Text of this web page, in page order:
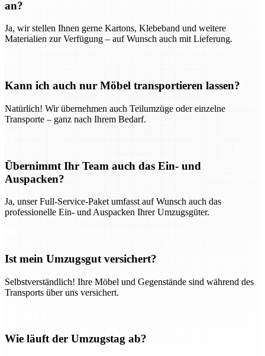
an?
Ja, wir stellen Ihnen gerne Kartons, Klebeband und weitere
Materialien zur Verfügung – auf Wunsch auch mit Lieferung.
Kann ich auch nur Möbel transportieren lassen?
Natürlich! Wir übernehmen auch Teilumzüge oder einzelne
Transporte – ganz nach Ihrem Bedarf.
Übernimmt Ihr Team auch das Ein- und
Auspacken?
Ja, unser Full-Service-Paket umfasst auf Wunsch auch das
professionelle Ein- und Auspacken Ihrer Umzugsgüter.
Ist mein Umzugsgut versichert?
Selbstverständlich! Ihre Möbel und Gegenstände sind während des
Transports über uns versichert.
Wie läuft der Umzugstag ab?